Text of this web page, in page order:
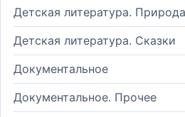
Детская литература.
Детская литература. Сказки
Документальное
Документальное. Прочее